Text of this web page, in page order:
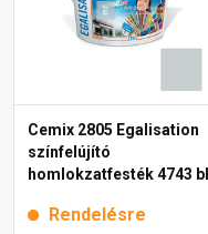
Cemix 2805 Egalisation
színfelújító
homlokzatfesték 4743
Rendelésre